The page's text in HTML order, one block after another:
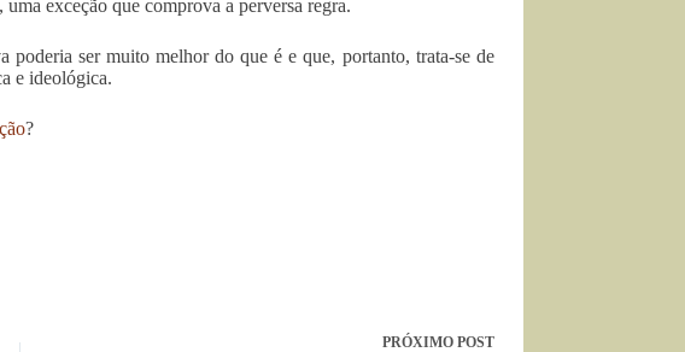
exceção que comprova a perversa regra.
poderia ser muito melhor do que é e que, portanto, trata-se de
e ideológica.
?
PRÓXIMO POST